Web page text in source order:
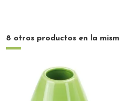
8 otros productos en la